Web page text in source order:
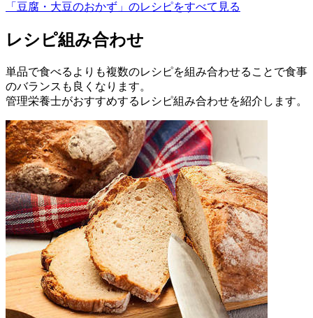
「豆腐・大豆のおかず」のレシピをすべて見る
レシピ組み合わせ
単品で食べるよりも複数のレシピを組み合わせることで食事
のバランスも良くなります。
管理栄養士がおすすめするレシピ組み合わせを紹介します。